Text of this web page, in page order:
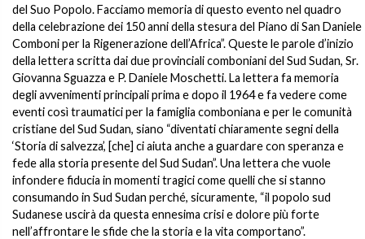
del Suo Popolo. Facciamo memoria di questo evento nel quadro
della celebrazione dei 150 anni della stesura del Piano di San Daniele
Comboni per la Rigenerazione dell’Africa”. Queste le parole d’inizio
della lettera scritta dai due provinciali comboniani del Sud Sudan, Sr.
Giovanna Sguazza e P. Daniele Moschetti. La lettera fa memoria
degli avvenimenti principali prima e dopo il 1964 e fa vedere come
eventi così traumatici per la famiglia comboniana e per le comunità
cristiane del Sud Sudan, siano “diventati chiaramente segni della
‘Storia di salvezza’, [che] ci aiuta anche a guardare con speranza e
fede alla storia presente del Sud Sudan”. Una lettera che vuole
infondere fiducia in momenti tragici come quelli che si stanno
consumando in Sud Sudan perché, sicuramente, “il popolo sud
Sudanese uscirà da questa ennesima crisi e dolore più forte
nell’affrontare le sfide che la storia e la vita comportano”.